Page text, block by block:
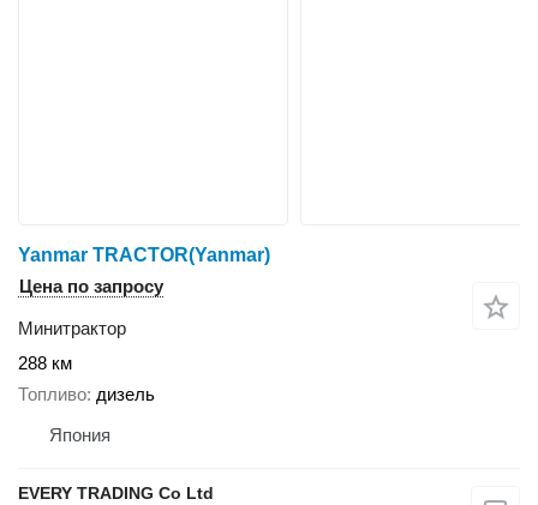
Yanmar TRACTOR(Yanmar)
Цена по запросу
Минитрактор
288 км
Топливо дизель
Япония
EVERY TRADING Co Ltd